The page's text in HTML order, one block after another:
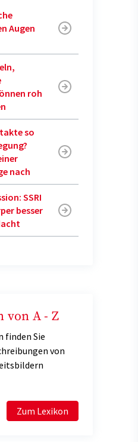
Augen
roh
so
nach
SSRI
besser
von A - Z
finden Sie
von
Zum Lexikon